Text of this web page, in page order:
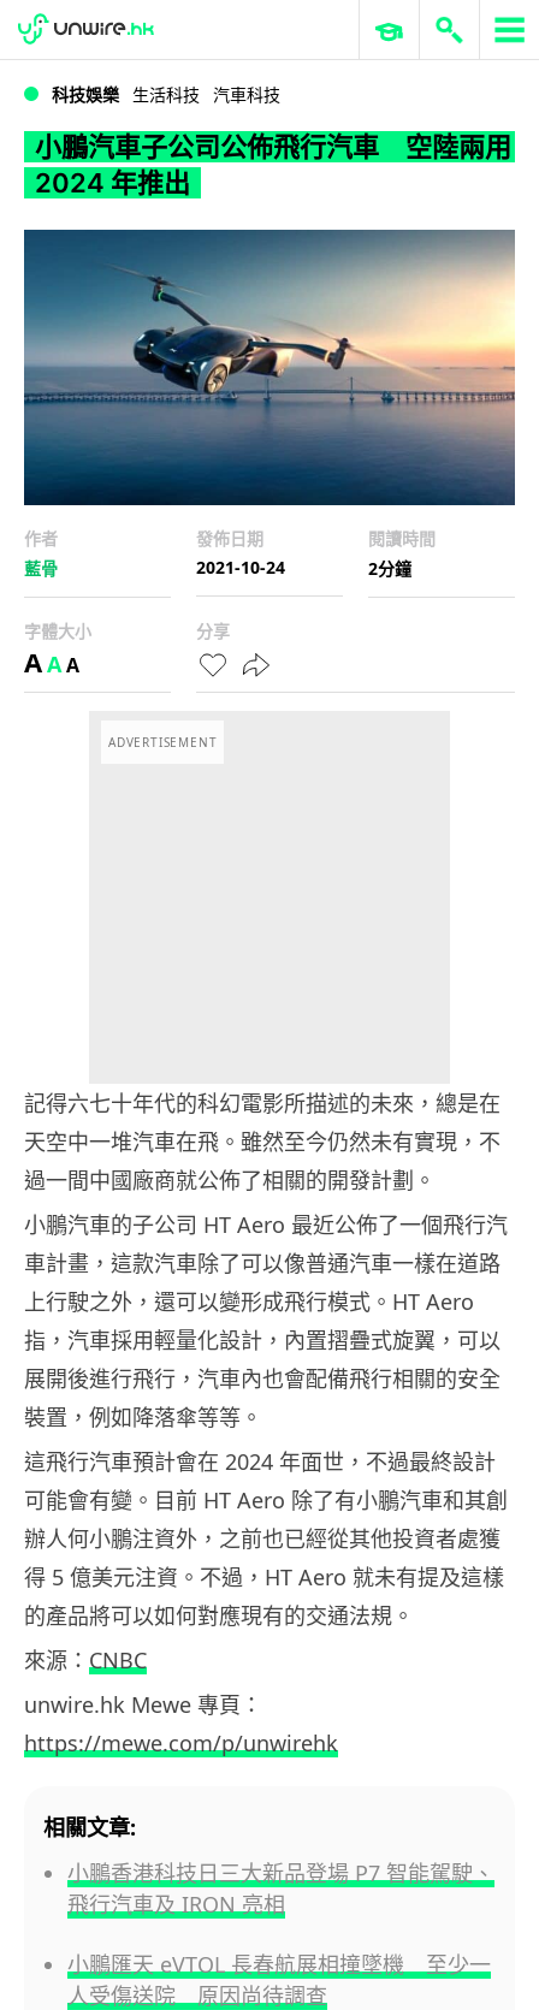
WWDC 2026 ERP 與商業 AI
科技娛樂 生活科技 汽車科技
小鵬汽車子公司公佈飛行汽車 空陸兩用
2024 年推出
作者
藍骨
發佈日期
2021-10-24
閱讀時間
2分鐘
字體大小
AAA
分享
ADVERTISEMENT
記得六七十年代的科幻電影所描述的未來，總是在
天空中一堆汽車在飛。雖然至今仍然未有實現，不
過一間中國廠商就公佈了相關的開發計劃。
小鵬汽車的子公司 HT Aero 最近公佈了一個飛行汽
車計畫，這款汽車除了可以像普通汽車一樣在道路
上行駛之外，還可以變形成飛行模式。HT Aero
指，汽車採用輕量化設計，內置摺疊式旋翼，可以
展開後進行飛行，汽車內也會配備飛行相關的安全
裝置，例如降落傘等等。
這飛行汽車預計會在 2024 年面世，不過最終設計
可能會有變。目前 HT Aero 除了有小鵬汽車和其創
辦人何小鵬注資外，之前也已經從其他投資者處獲
得 5 億美元注資。不過，HT Aero 就未有提及這樣
的產品將可以如何對應現有的交通法規。
來源： CNBC
unwire.hk Mewe 專頁：
https://mewe.com/p/unwirehk
相關文章:
小鵬香港科技日三大新品登場 P7 智能駕駛、
飛行汽車及 IRON 亮相
小鵬匯天 eVTOL 長春航展相撞墜機 至少一
人受傷送院 原因尚待調查